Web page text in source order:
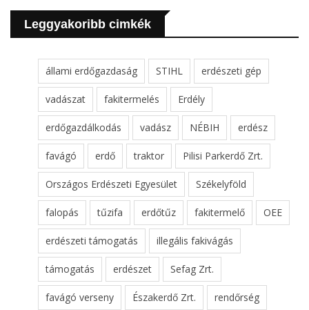
Leggyakoribb cimkék
állami erdőgazdaság STIHL erdészeti gép
vadászat fakitermelés Erdély
erdőgazdálkodás vadász NÉBIH erdész
favágó erdő traktor Pilisi Parkerdő Zrt.
Országos Erdészeti Egyesület Székelyföld
falopás tűzifa erdőtűz fakitermelő OEE
erdészeti támogatás illegális fakivágás
támogatás erdészet Sefag Zrt.
favágó verseny Északerdő Zrt. rendőrség